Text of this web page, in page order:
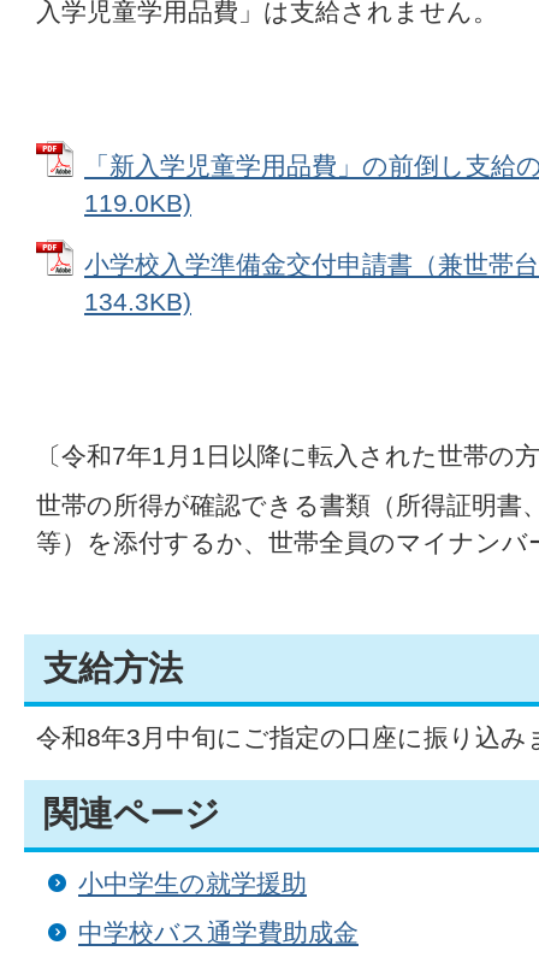
入学児童学用品費」は支給されません。
「新入学児童学用品費」の前倒し支給
119.0KB)
小学校入学準備金交付申請書（兼世帯
134.3KB)
〔令和7年1月1日以降に転入された世帯の
世帯の所得が確認できる書類（所得証明書
等）を添付するか、世帯全員のマイナン
支給方法
令和8年3月中旬にご指定の口座に振り込み
関連ページ
小中学生の就学援助
中学校バス通学費助成金